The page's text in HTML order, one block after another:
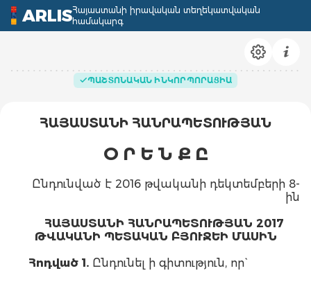
ARLISՀայաստանի իրավական տեղեկատվական
համակարգ
ՊԱՇՏՈՆԱԿԱՆ ԻՆԿՈՐՊՈՐԱՑԻԱ
ՀԱՅԱՍՏԱՆԻ ՀԱՆՐԱՊԵՏՈՒԹՅԱՆ
Օ Ր Ե Ն Ք Ը
Ընդունված է 2016 թվականի դեկտեմբերի 8-
ին
ՀԱՅԱՍՏԱՆԻ ՀԱՆՐԱՊԵՏՈՒԹՅԱՆ 2017
ԹՎԱԿԱՆԻ ՊԵՏԱԿԱՆ ԲՅՈՒՋԵԻ ՄԱՍԻՆ
Հոդված 1. Ընդունել ի գիտություն, որ`